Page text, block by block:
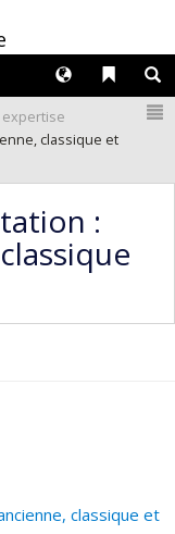
Liens
Langues
expertise
classique et
:
classique et